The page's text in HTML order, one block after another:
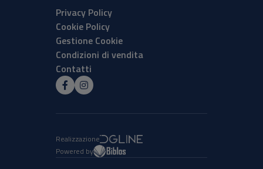
Privacy Policy
Cookie Policy
Gestione Cookie
Condizioni di vendita
Contatti
Realizzazione
Powered by